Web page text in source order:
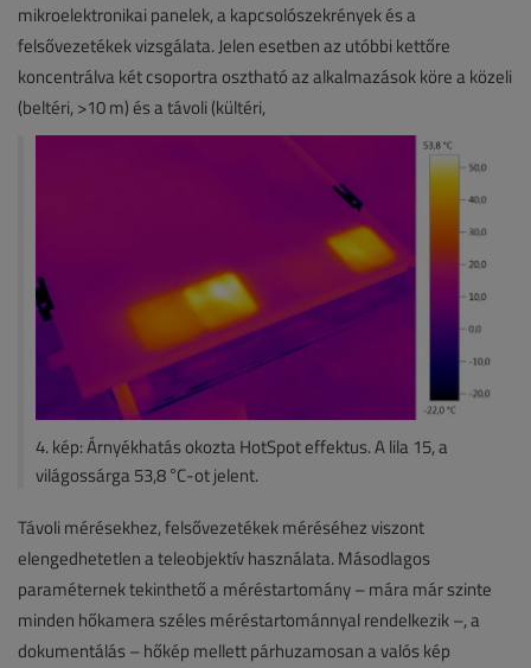
mikroelektronikai panelek, a kapcsolószekrények és a
felsővezetékek vizsgálata. Jelen esetben az utóbbi kettőre
koncentrálva két csoportra osztható az alkalmazások köre a közeli
(beltéri, >10 m) és a távoli (kültéri,
4. kép: Árnyékhatás okozta HotSpot effektus. A lila 15, a
világossárga 53,8 °C-ot jelent.
Távoli mérésekhez, felsővezetékek méréséhez viszont
elengedhetetlen a teleobjektív használata. Másodlagos
paraméternek tekinthető a méréstartomány – mára már szinte
minden hőkamera széles méréstartománnyal rendelkezik –, a
dokumentálás – hőkép mellett párhuzamosan a valós kép